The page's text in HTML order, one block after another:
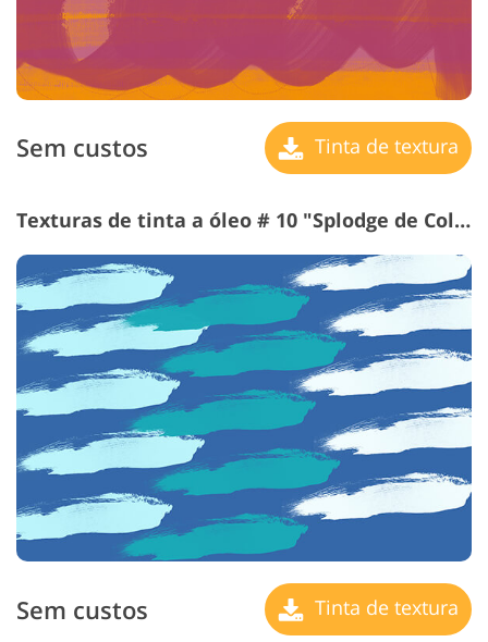
Sem custos Tinta de textura
Texturas de tinta a óleo # 10 "Splodge de Colors"
Sem custos Tinta de textura